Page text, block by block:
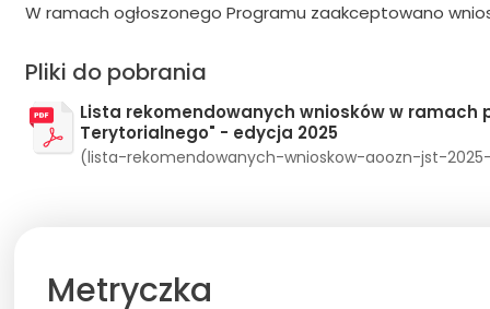
W ramach ogłoszonego Programu zaakceptowano
Pliki do pobrania
Lista rekomendowanych wniosków w ramach
Terytorialnego" - edycja 2025
(lista-rekomendowanych-wnioskow-aoozn-jst-2025-
Metryczka